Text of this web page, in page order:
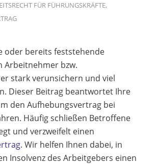
FÜR FÜHRUNGSKRÄFTE,
oder bereits feststehende
Arbeitnehmer bzw.
stark verunsichern und viel
Dieser Beitrag beantwortet Ihre
den Aufhebungsvertrag bei
Häufig schließen Betroffene
und verzweifelt einen
. Wir helfen Ihnen dabei, in
Insolvenz des Arbeitgebers einen